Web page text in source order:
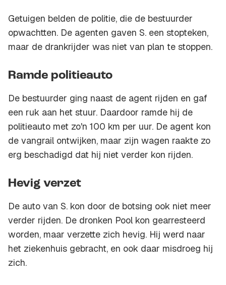
Getuigen belden de politie, die de bestuurder
opwachtten. De agenten gaven S. een stopteken,
maar de drankrijder was niet van plan te stoppen.
Ramde politieauto
De bestuurder ging naast de agent rijden en gaf
een ruk aan het stuur. Daardoor ramde hij de
politieauto met zo'n 100 km per uur. De agent kon
de vangrail ontwijken, maar zijn wagen raakte zo
erg beschadigd dat hij niet verder kon rijden.
Hevig verzet
De auto van S. kon door de botsing ook niet meer
verder rijden. De dronken Pool kon gearresteerd
worden, maar verzette zich hevig. Hij werd naar
het ziekenhuis gebracht, en ook daar misdroeg hij
zich.